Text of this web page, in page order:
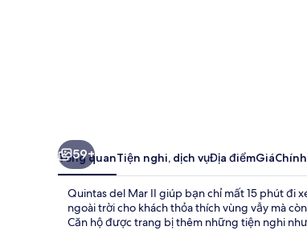
59+
Tổng quanTiện nghi, dịch vụĐịa điểmGiá
Quintas del Mar II giúp bạn chỉ mất 15 phút đi
ngoài trời cho khách thỏa thích vùng vẫy mà
Căn hộ được trang bị thêm những tiện nghi